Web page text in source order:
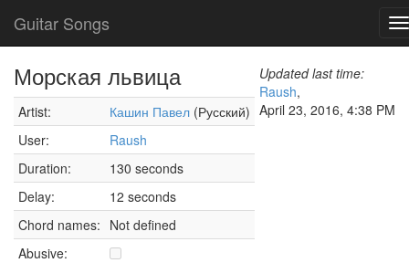
Guitar Songs
Морская львица
Artist: Кашин Павел (Русский)
User:
Raush
Duration:
130 seconds
Delay:
12 seconds
Chord names: Not defined
Abusive:
Updated last time:
Raush,
April 23, 2016, 4:38 PM